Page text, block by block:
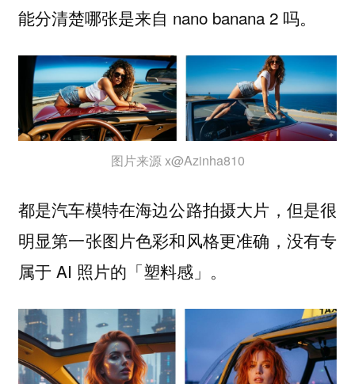
能分清楚哪张是来自 nano banana 2 吗。
图片来源 x@Azinha810
都是汽车模特在海边公路拍摄大片，但是很
明显第一张图片色彩和风格更准确，没有专
属于 AI 照片的「塑料感」。